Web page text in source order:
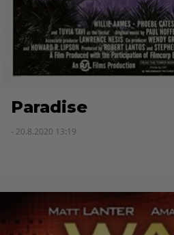
Paradise
- 20.8.2020 13:19